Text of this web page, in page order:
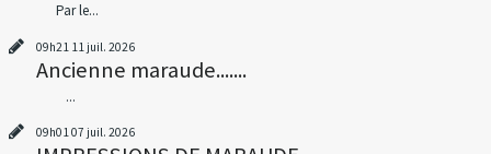
Par le...
09h21 11 juil. 2026
Ancienne maraude.......
...
09h01 07 juil. 2026